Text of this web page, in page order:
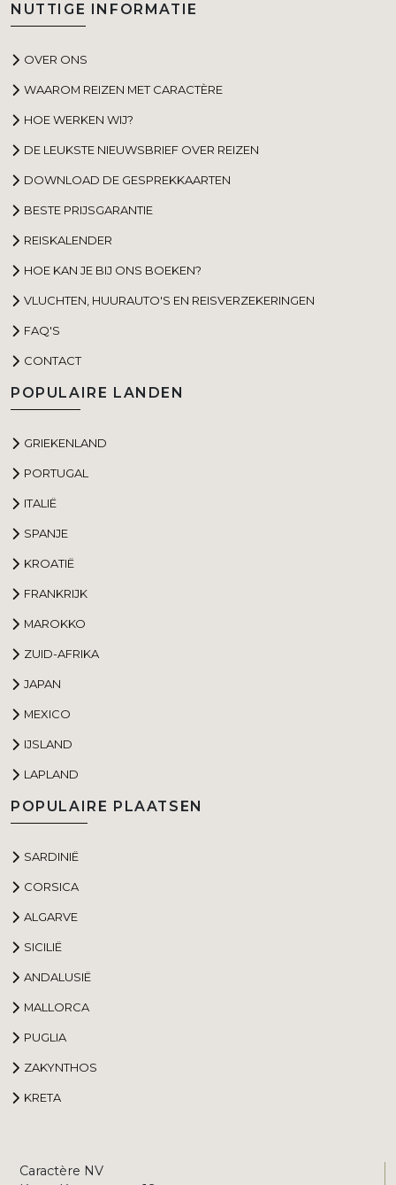
NUTTIGE INFORMATIE
OVER ONS
WAAROM REIZEN MET CARACTÈRE
HOE WERKEN WIJ?
DE LEUKSTE NIEUWSBRIEF OVER REIZEN
DOWNLOAD DE GESPREKKAARTEN
BESTE PRIJSGARANTIE
REISKALENDER
HOE KAN JE BIJ ONS BOEKEN?
VLUCHTEN, HUURAUTO'S EN REISVERZEKERINGEN
FAQ'S
CONTACT
POPULAIRE LANDEN
GRIEKENLAND
PORTUGAL
ITALIË
SPANJE
KROATIË
FRANKRIJK
MAROKKO
ZUID-AFRIKA
JAPAN
MEXICO
IJSLAND
LAPLAND
POPULAIRE PLAATSEN
SARDINIË
CORSICA
ALGARVE
SICILIË
ANDALUSIË
MALLORCA
PUGLIA
ZAKYNTHOS
KRETA
Caractère NV